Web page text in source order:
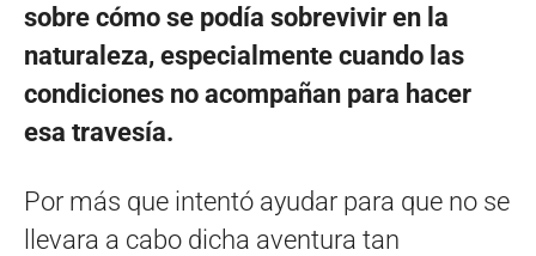
sobre cómo se podía sobrevivir en la
naturaleza, especialmente cuando las
condiciones no acompañan para hacer
esa travesía.
Por más que intentó ayudar para que no se
llevara a cabo dicha aventura tan